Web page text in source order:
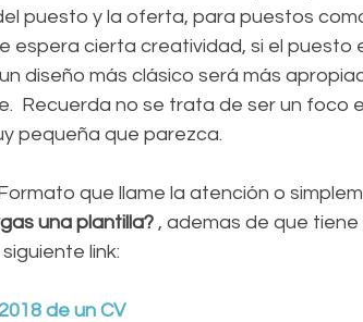
puesto y la oferta, para puestos
espera cierta creatividad, si el puesto
diseño más clásico será más
Recuerda no se trata de ser un foco
pequeña que parezca.
que llame la atención o
una plantilla? , ademas de que
link:
de un CV